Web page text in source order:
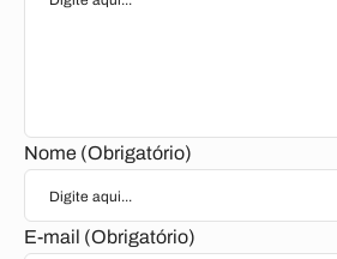
Nome (Obrigatório)
E-mail (Obrigatório)